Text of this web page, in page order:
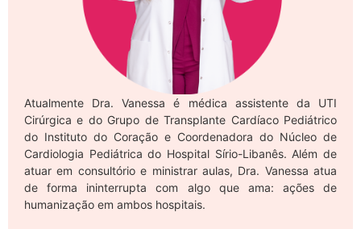
Atualmente Dra. Vanessa é médica assistente da UTI
Cirúrgica e do Grupo de Transplante Cardíaco Pediátrico
do Instituto do Coração e Coordenadora do Núcleo de
Cardiologia Pediátrica do Hospital Sírio-Libanês. Além de
atuar em consultório e ministrar aulas, Dra. Vanessa atua
de forma ininterrupta com algo que ama: ações de
humanização em ambos hospitais.